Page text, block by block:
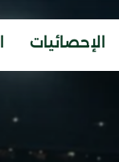
الإحصائيات